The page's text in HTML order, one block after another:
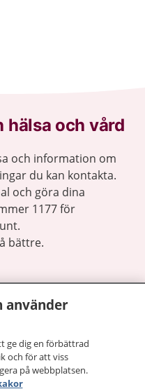
hälsa och vård
och information om
du kan kontakta.
och göra dina
1177 för
bättre.
använder
ge dig en förbättrad
och för att viss
på webbplatsen.